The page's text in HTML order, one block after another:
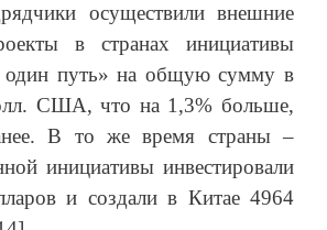
осуществили внешние
в странах инициативы
путь» на общую сумму в
США, что на 1,3% больше,
В то же время страны –
инициативы инвестировали
и создали в Китае 4964